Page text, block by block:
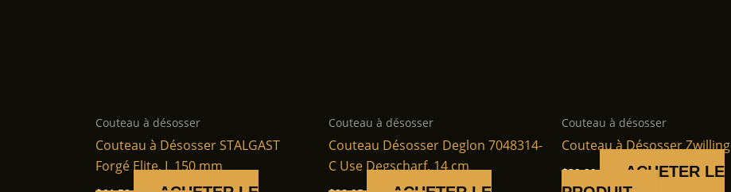
Couteau à désosser
Couteau à Désosser STALGAST
Forgé Elite, L 150 mm
Couteau à désosser
Couteau Désosser Deglon 7048314-
C Use Degscharf, 14 cm
Couteau à désosser
Couteau à Désosser Zwilling
$39.99
ACHETER LE